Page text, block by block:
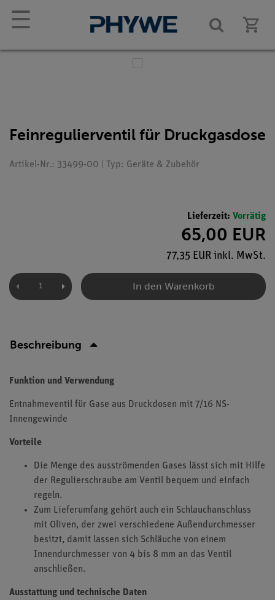
☰
Feinregulierventil für Druckgasdose
Artikel-Nr.: 33499-00 | Typ: Geräte & Zubehör
Lieferzeit: Vorrätig
65,00 EUR
77,35 EUR inkl. MwSt.
In den Warenkorb
Beschreibung
Funktion und Verwendung
Entnahmeventil für Gase aus Druckdosen mit 7/16 NS-
Innengewinde
Vorteile
Die Menge des ausströmenden Gases lässt sich mit Hilfe
der Regulierschraube am Ventil bequem und einfach
regeln.
Zum Lieferumfang gehört auch ein Schlauchanschluss
mit Oliven, der zwei verschiedene Außendurchmesser
besitzt, damit lassen sich Schläuche von einem
Innendurchmesser von 4 bis 8 mm an das Ventil
anschließen.
Ausstattung und technische Daten